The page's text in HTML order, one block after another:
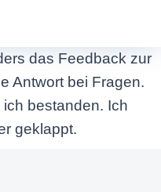
das Feedback zur
Antwort bei Fragen.
bestanden. Ich
geklappt.